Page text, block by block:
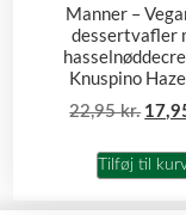
Manner –
dessertvafler
Knuspino
22,95kr.
Tilføj til